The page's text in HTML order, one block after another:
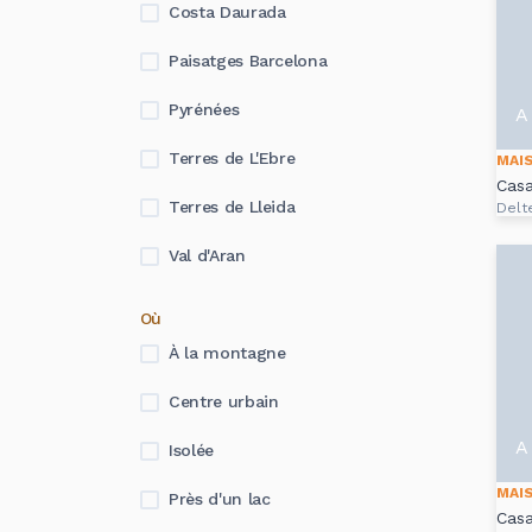
Costa Daurada
Paisatges Barcelona
Pyrénées
Terres de L'Ebre
Terres de Lleida
Val d'Aran
Où
À la montagne
Centre urbain
Isolée
Près d'un lac